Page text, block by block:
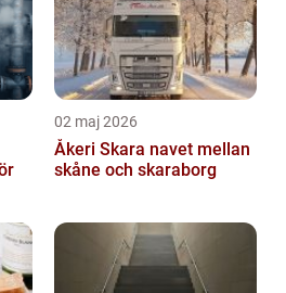
02 maj 2026
Åkeri Skara navet mellan
skåne och skaraborg